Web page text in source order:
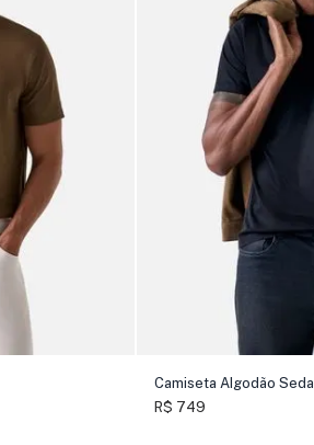
Camiseta Algodão Seda
R$ 749